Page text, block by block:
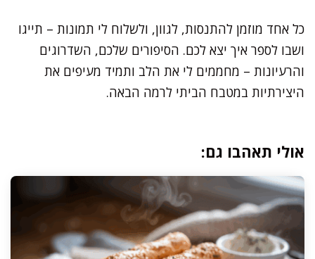
כל אחד מוזמן להתנסות, לגוון, ולשלוח לי תמונות – תייגו
ושבו לספר איך יצא לכם. הסיפורים שלכם, השדרוגים
והרעיונות – מחממים לי את הלב ותמיד מעיפים את
היצירתיות במטבח הביתי לרמה הבאה.
אולי תאהבו גם: